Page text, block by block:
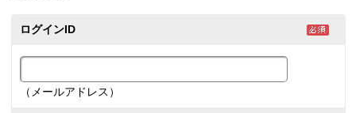
ログインID
（メールアドレス）